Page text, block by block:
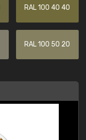
RAL 100 40 40
RAL 100 50 20